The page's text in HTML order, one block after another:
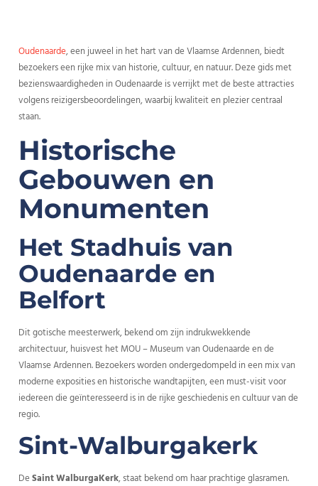
Oudenaarde, een juweel in het hart van de Vlaamse Ardennen, biedt
bezoekers een rijke mix van historie, cultuur, en natuur. Deze gids met
bezienswaardigheden in Oudenaarde is verrijkt met de beste attracties
volgens reizigersbeoordelingen, waarbij kwaliteit en plezier centraal
staan.
Historische
Gebouwen en
Monumenten
Het Stadhuis van
Oudenaarde en
Belfort
Dit gotische meesterwerk, bekend om zijn indrukwekkende
architectuur, huisvest het MOU – Museum van Oudenaarde en de
Vlaamse Ardennen. Bezoekers worden ondergedompeld in een mix van
moderne exposities en historische wandtapijten, een must-visit voor
iedereen die geïnteresseerd is in de rijke geschiedenis en cultuur van de
regio.
Sint-Walburgakerk
De Saint WalburgaKerk, staat bekend om haar prachtige glasramen.